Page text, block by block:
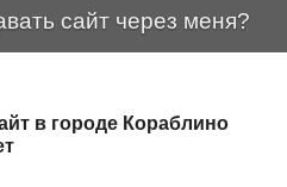
сайт через меня?
в городе Кораблино